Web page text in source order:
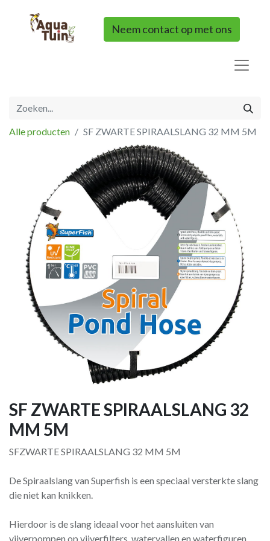
Neem contact op met ons
Alle producten SF ZWARTE SPIRAALSLANG 32 MM 5M
SF ZWARTE SPIRAALSLANG 32
MM 5M
SFZWARTE SPIRAALSLANG 32 MM 5M
De Spiraalslang van Superfish is een speciaal versterkte slang
die niet kan knikken.
Hierdoor is de slang ideaal voor het aansluiten van
vijverpompen op vijverfilters, watervallen en waterfiguren.